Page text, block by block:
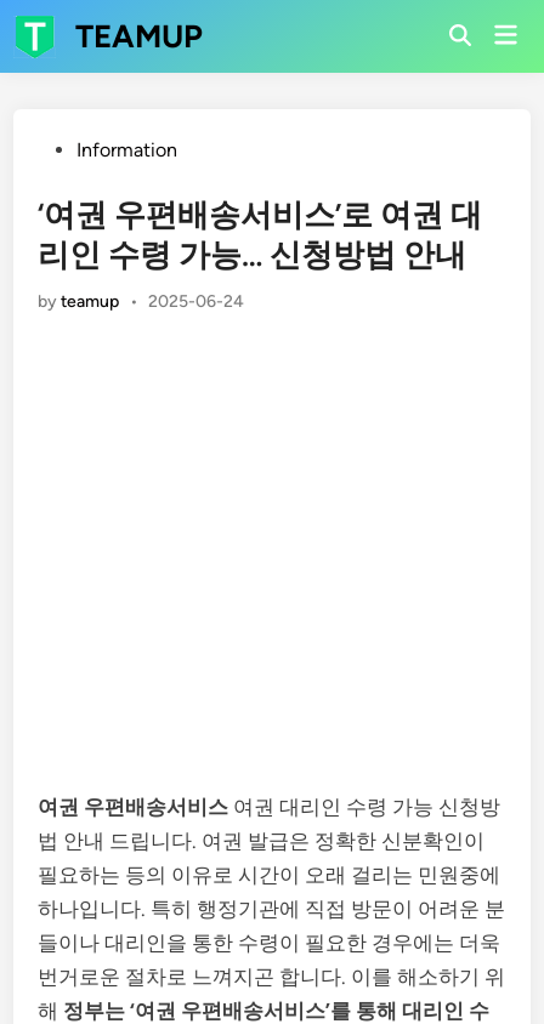
Skip
to
content
TEAMUP
Open
PostedInformation
‘여권 우편배송서비스’로 여권 대
리인 수령 가능… 신청방법 안내
byteamup • 2025-06-24
여권 우편배송서비스 여권 대리인 수령 가능 신청방
법 안내 드립니다. 여권 발급은 정확한 신분확인이
필요하는 등의 이유로 시간이 오래 걸리는 민원중에
하나입니다. 특히 행정기관에 직접 방문이 어려운 분
들이나 대리인을 통한 수령이 필요한 경우에는 더욱
번거로운 절차로 느껴지곤 합니다. 이를 해소하기 위
해 정부는 ‘여권 우편배송서비스’를 통해 대리인 수